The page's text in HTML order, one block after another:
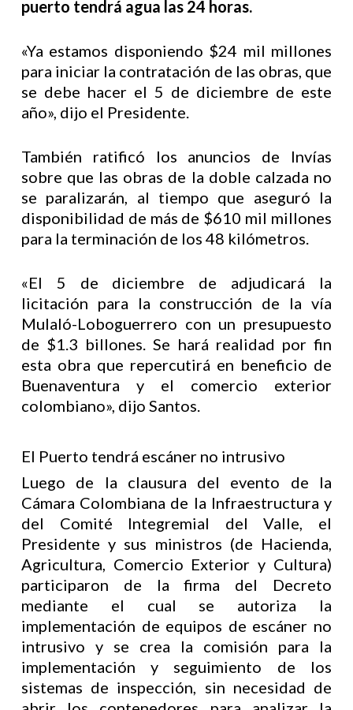
puerto tendrá agua las 24 horas.
«Ya estamos disponiendo $24 mil millones
para iniciar la contratación de las obras, que
se debe hacer el 5 de diciembre de este
año», dijo el Presidente.
También ratificó los anuncios de Invías
sobre que las obras de la doble calzada no
se paralizarán, al tiempo que aseguró la
disponibilidad de más de $610 mil millones
para la terminación de los 48 kilómetros.
«El 5 de diciembre de adjudicará la
licitación para la construcción de la vía
Mulaló-Loboguerrero con un presupuesto
de $1.3 billones. Se hará realidad por fin
esta obra que repercutirá en beneficio de
Buenaventura y el comercio exterior
colombiano», dijo Santos.
El Puerto tendrá escáner no intrusivo
Luego de la clausura del evento de la
Cámara Colombiana de la Infraestructura y
del Comité Integremial del Valle, el
Presidente y sus ministros (de Hacienda,
Agricultura, Comercio Exterior y Cultura)
participaron de la firma del Decreto
mediante el cual se autoriza la
implementación de equipos de escáner no
intrusivo y se crea la comisión para la
implementación y seguimiento de los
sistemas de inspección, sin necesidad de